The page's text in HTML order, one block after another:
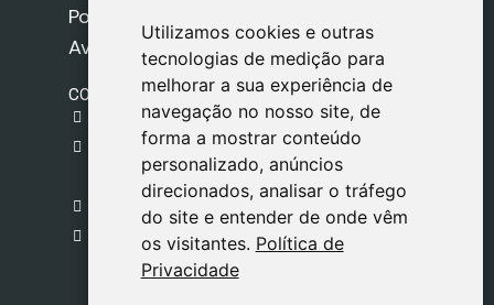
Utilizamos cookies e outras
tecnologias de medição para
melhorar a sua experiência de
navegação no nosso site, de
forma a mostrar conteúdo
personalizado, anúncios
direcionados, analisar o tráfego
do site e entender de onde vêm
os visitantes. Política de
Privacidade
Utilizamos cookies e outras
tecnologias de medição para
melhorar a sua experiência de
navegação no nosso site, de
forma a mostrar conteúdo
personalizado, anúncios
direcionados, analisar o tráfego
do site e entender de onde vêm
os visitantes. Política de
Privacidade
Política de Privacidade
Aviso Legal
CONTACTO
gestion@safeliz.com
C. del Pradillo, 6, 28770 Colmenar Viejo,
Madrid
+34 918 459 877
Segunda a Sexta
09:00 - 13:00